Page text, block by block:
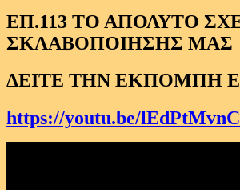
ΕΠ.113 ΤΟ ΑΠΟΛΥΤΟ
ΣΚΛΑΒΟΠΟΙΗΣΗΣ ΜΑΣ
ΔΕΙΤΕ ΤΗΝ ΕΚΠΟΜΠΗ
https://youtu.be/